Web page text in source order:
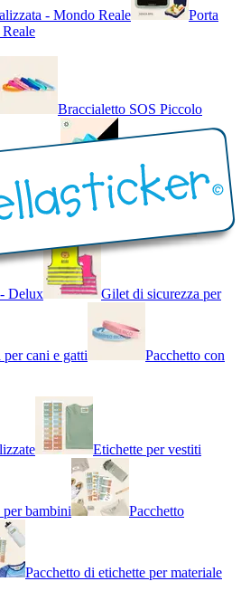
- Mondo Reale
Porta
Braccialetto SOS Piccolo
Bicolore Braccialetto SOS
Delux Gilet di sicurezza per
per cani e gatti
Pacchetto con
Etichette per vestiti
bambini Pacchetto
Pacchetto di etichette per materiale